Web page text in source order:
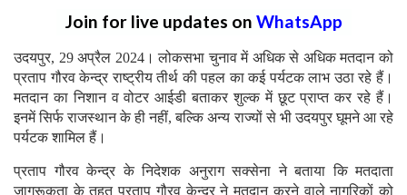
Join for live updates on WhatsApp
उदयपुर, 29 अप्रैल 2024। लोकसभा चुनाव में अधिक से अधिक मतदान को
प्रताप गौरव केन्द्र राष्ट्रीय तीर्थ की पहल का कई पर्यटक लाभ उठा रहे हैं।
मतदान का निशान व वोटर आईडी बताकर शुल्क में छूट प्राप्त कर रहे हैं।
इनमें सिर्फ राजस्थान के ही नहीं, बल्कि अन्य राज्यों से भी उदयपुर घूमने आ रहे
पर्यटक शामिल हैं।
प्रताप गौरव केन्द्र के निदेशक अनुराग सक्सेना ने बताया कि मतदाता
जागरूकता के तहत प्रताप गौरव केन्द्र ने मतदान करने वाले नागरिकों को